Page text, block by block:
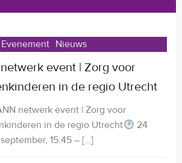
Evenement Nieuws
event | Zorg voor
in de regio Utrecht
netwerk event | Zorg voor
in de regio Utrecht
24
september, 15:45 – […]